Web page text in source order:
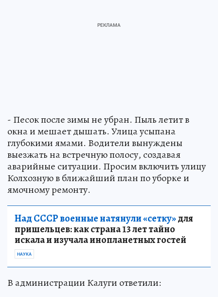
- Песок после зимы не убран. Пыль летит в
окна и мешает дышать. Улица усыпана
глубокими ямами. Водители вынуждены
выезжать на встречную полосу, создавая
аварийные ситуации. Просим включить улицу
Колхозную в ближайший план по уборке и
ямочному ремонту.
Над СССР военные натянули «сетку»для
пришельцев: как страна 13 лет тайно
искала и изучала инопланетных гостей
НАУКА
В администрации Калуги ответили: